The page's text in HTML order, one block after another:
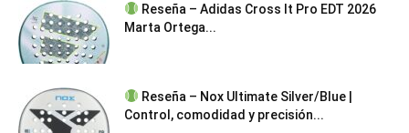
Reseña – Adidas Cross It Pro EDT 2026
Marta Ortega...
Reseña – Nox Ultimate Silver/Blue |
Control, comodidad y precisión...